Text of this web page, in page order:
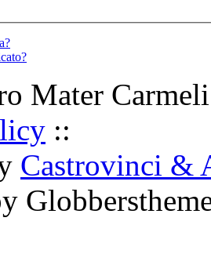
Mater
::
Castrovinci &